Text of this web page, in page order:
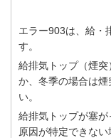
エラー903は、給・
す。
給排気トップ（煙
か、冬季の場合は
い。
給排気トップが塞が
原因が特定できな